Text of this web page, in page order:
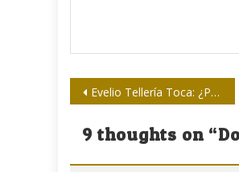
Navegación
de
Evelio Tellería Toca: ¿Periodista? ¿Maestro?
9 thoughts on “